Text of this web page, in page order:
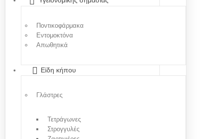
Ποντικοφάρμακα
Εντομοκτόνα
Απωθητικά
Είδη κήπου
Γλάστρες
Τετράγωνες
Στρογγυλές